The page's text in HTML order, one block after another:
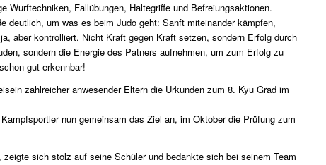
Wurftechniken, Fallübungen, Haltegriffe und Befreiungsaktionen.
deutlich, um was es beim Judo geht: Sanft miteinander kämpfen,
aber kontrolliert. Nicht Kraft gegen Kraft setzen, sondern Erfolg durch
sondern die Energie des Patners aufnehmen, um zum Erfolg zu
gut erkennbar!
zahlreicher anwesender Eltern die Urkunden zum 8. Kyu Grad im
nun gemeinsam das Ziel an, im Oktober die Prüfung zum
zeigte sich stolz auf seine Schüler und bedankte sich bei seinem Team